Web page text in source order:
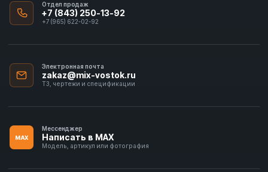
Отдел продаж
+7 (843) 250-13-92
+7 (965) 622-02-92
Электронная почта
zakaz@mix-vostok.ru
ТЗ, чертежи и спецификации
MAX
Мессенджер
Написать в MAX
Модель, артикул или фотография